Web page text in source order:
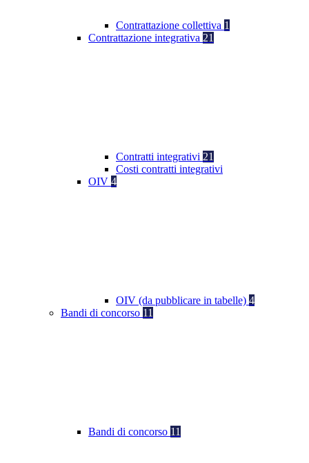
Contrattazione collettiva 1
Contrattazione integrativa 21
Contratti integrativi 21
Costi contratti integrativi
OIV 4
OIV (da pubblicare in tabelle) 4
Bandi di concorso 11
Bandi di concorso 11